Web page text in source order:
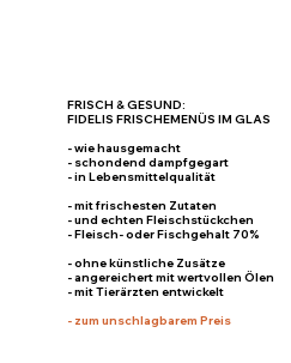
FRISCH & GESUND:
FIDELIS FRISCHEMENÜS IM GLAS
- wie hausgemacht
- schondend dampfgegart
- in Lebensmittelqualität
- mit frischesten Zutaten
- und echten Fleischstückchen
- Fleisch- oder Fischgehalt 70%
- ohne künstliche Zusätze
- angereichert mit wertvollen Ölen
- mit Tierärzten entwickelt
- zum unschlagbarem Preis